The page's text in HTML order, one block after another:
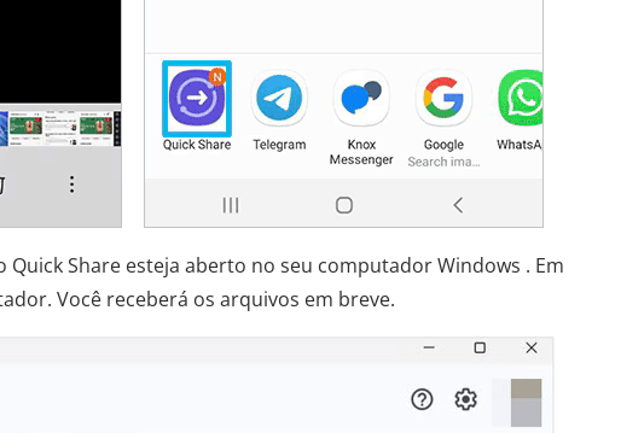
Quick Share esteja aberto no seu computador Windows . Em
Você receberá os arquivos em breve.